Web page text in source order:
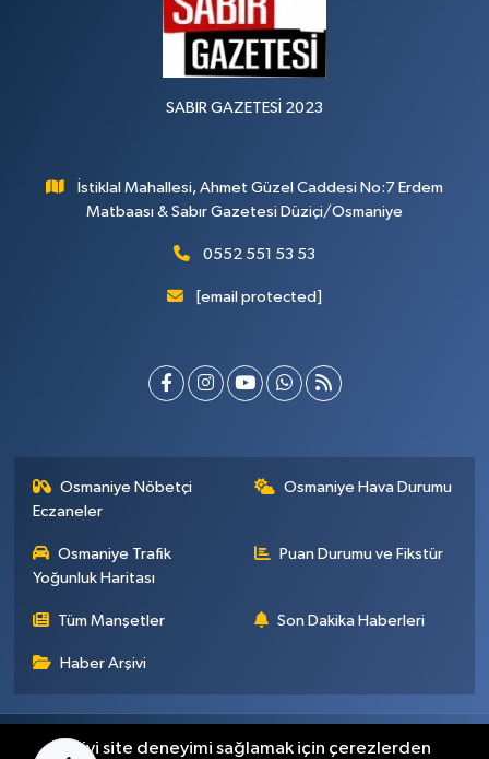
SABIR GAZETESİ 2023
İstiklal Mahallesi, Ahmet Güzel Caddesi No:7 Erdem
Matbaası & Sabır Gazetesi Düziçi/Osmaniye
0552 551 53 53
[email protected]
Osmaniye Nöbetçi
Eczaneler
Osmaniye Hava Durumu
Osmaniye Trafik
Yoğunluk Haritası
Puan Durumu ve Fikstür
Tüm Manşetler Son Dakika Haberleri
Haber Arşivi
Künye İletişim Gizlilik Sözleşmesi
En iyi site deneyimi sağlamak için çerezlerden